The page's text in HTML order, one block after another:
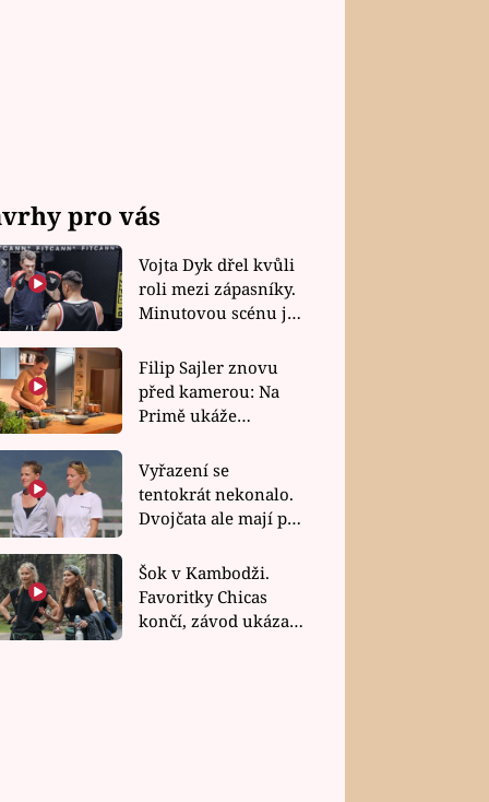
pro vás
Vojta Dyk dřel kvůli
roli mezi zápasníky.
Minutovou scénu jel
Filip Sajler znovu
před kamerou: Na
Primě ukáže
rychlé recepty
Vyřazení se
tentokrát nekonalo.
Dvojčata ale mají po
závodu nůž na krku
Šok v Kambodži.
Favoritky Chicas
končí, závod ukázal